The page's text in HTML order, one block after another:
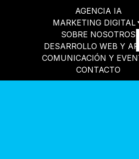
AGENCIA IA
MARKETING DIGITAL
SOBRE NOSOTROS
DESARROLLO WEB Y APP
COMUNICACIÓN Y
CONTACTO